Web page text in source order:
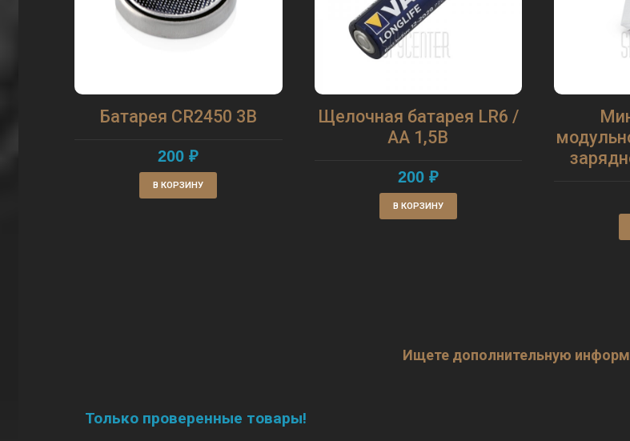
Батарея CR2450 3В
200₽
В КОРЗИНУ
Щелочная батарея LR6 /
AA 1,5В
200 ₽
В КОРЗИНУ
Ищете дополнительную
Только проверенные товары!